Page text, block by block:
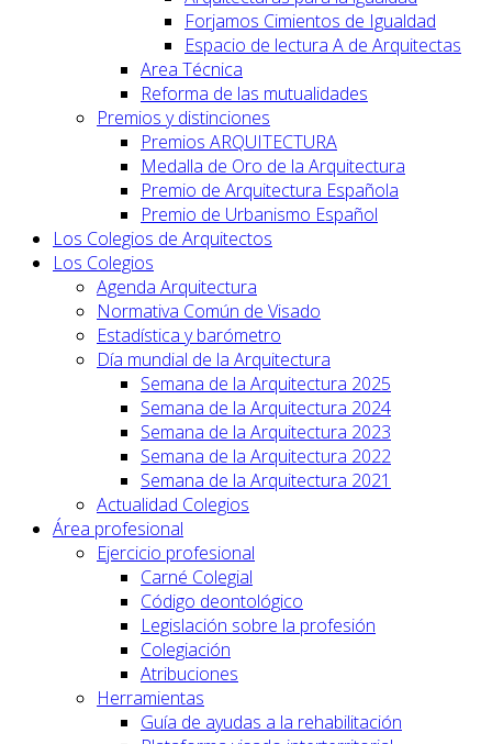
Forjamos Cimientos de Igualdad
Espacio de lectura A de Arquitectas
Area Técnica
Reforma de las mutualidades
Premios y distinciones
Premios ARQUITECTURA
Medalla de Oro de la Arquitectura
Premio de Arquitectura Española
Premio de Urbanismo Español
Los Colegios de Arquitectos
Los Colegios
Agenda Arquitectura
Normativa Común de Visado
Estadística y barómetro
Día mundial de la Arquitectura
Semana de la Arquitectura 2025
Semana de la Arquitectura 2024
Semana de la Arquitectura 2023
Semana de la Arquitectura 2022
Semana de la Arquitectura 2021
Actualidad Colegios
Área profesional
Ejercicio profesional
Carné Colegial
Código deontológico
Legislación sobre la profesión
Colegiación
Atribuciones
Herramientas
Guía de ayudas a la rehabilitación